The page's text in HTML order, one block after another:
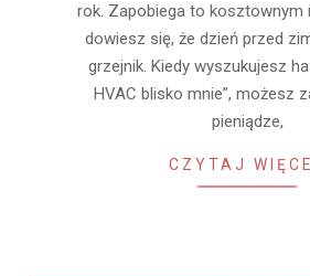
rok. Zapobiega to kosztownym
dowiesz się, że dzień przed
grzejnik. Kiedy wyszukujesz
HVAC blisko mnie”, możesz
pieniądze,
CZYTAJ